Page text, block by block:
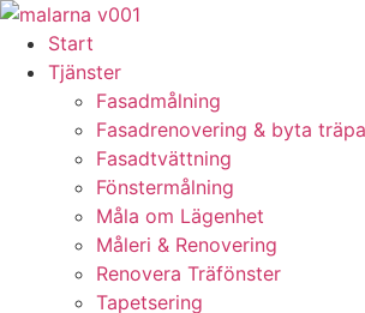
Skip
content
Start
Tjänster
Fasadmålning
Fasadrenovering & byta
Fasadtvättning
Fönstermålning
Måla om Lägenhet
Måleri & Renovering
Renovera Träfönster
Tapetsering